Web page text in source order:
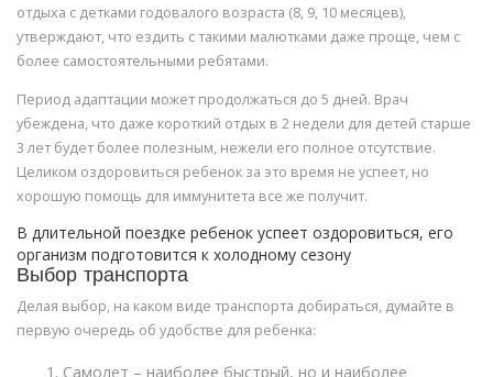
отдыха с детками годовалого возраста (8, 9, 10 месяцев),
утверждают, что ездить с такими малютками даже проще, чем с
более самостоятельными ребятами.
Период адаптации может продолжаться до 5 дней. Врач
убеждена, что даже короткий отдых в 2 недели для детей старше
3 лет будет более полезным, нежели его полное отсутствие.
Целиком оздоровиться ребенок за это время не успеет, но
хорошую помощь для иммунитета все же получит.
В длительной поездке ребенок успеет оздоровиться, его
организм подготовится к холодному сезону
Выбор транспорта
Делая выбор, на каком виде транспорта добираться, думайте в
первую очередь об удобстве для ребенка:
Самолет – наиболее быстрый, но и наиболее